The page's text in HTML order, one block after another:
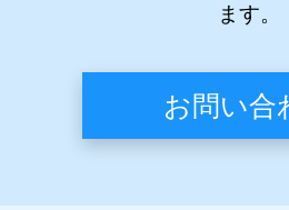
ます。
お問い合